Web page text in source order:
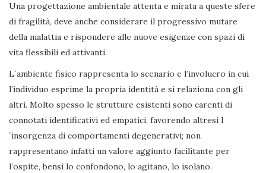
Una progettazione ambientale attenta e mirata a queste sfere
di fragilità, deve anche considerare il progressivo mutare
della malattia e rispondere alle nuove esigenze con spazi di
vita flessibili ed attivanti.
L´ambiente fisico rappresenta lo scenario e l’involucro in cui
l’individuo esprime la propria identità e si relaziona con gli
altri. Molto spesso le strutture esistenti sono carenti di
connotati identificativi ed empatici, favorendo altresì l
´insorgenza di comportamenti degenerativi; non
rappresentano infatti un valore aggiunto facilitante per
l’ospite, bensì lo confondono, lo agitano, lo isolano.